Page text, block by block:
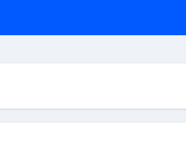
этапы строительства, проверка